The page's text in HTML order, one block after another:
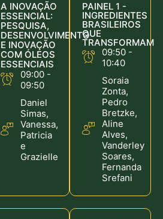
A INOVAÇÃO
ESSENCIAL:
PESQUISA,
DESENVOLVIMENTO
E INOVAÇÃO
COM ÓLEOS
ESSENCIAIS
09:00 -
09:50
Daniel
Simas,
Vanessa,
Patricia
e
Grazielle
PAINEL 1 -
INGREDIENTES
BRASILEIROS
QUE
TRANSFORMAM
09:50 -
10:40
Soraia
Zonta,
Pedro
Bretzke,
Aline
Alves,
Vanderley
Soares,
Fernanda
Srefani